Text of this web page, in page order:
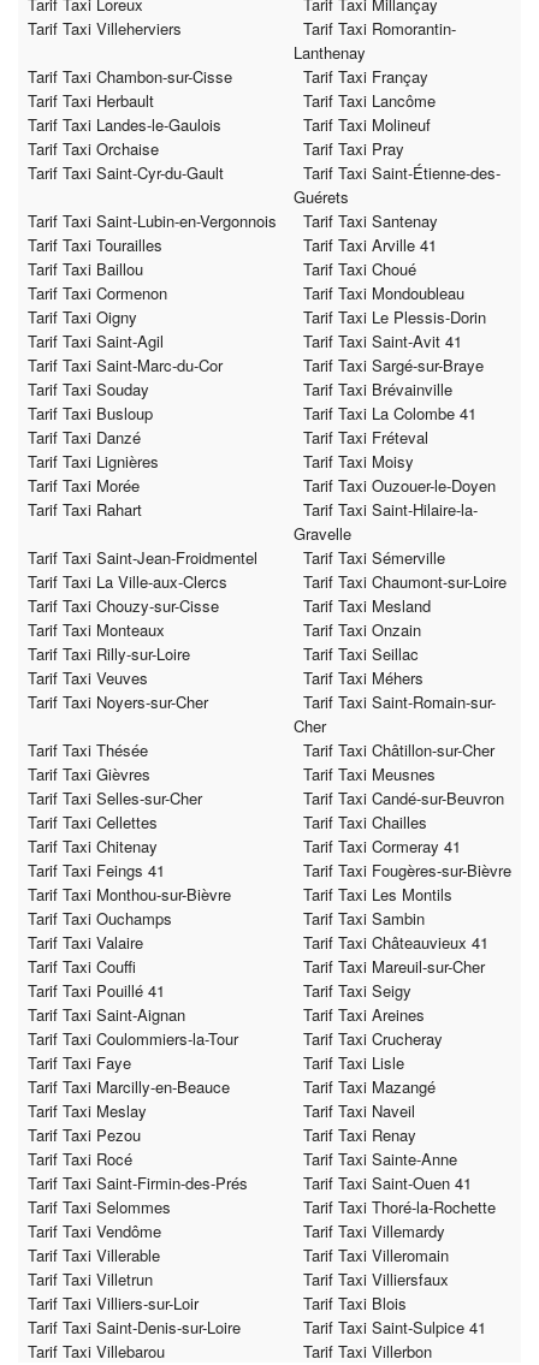
Tarif Taxi Villeherviers
Tarif Taxi Romorantin-
Lanthenay
Tarif Taxi Chambon-sur-Cisse
Tarif Taxi Françay
Tarif Taxi Herbault
Tarif Taxi Lancôme
Tarif Taxi Landes-le-Gaulois
Tarif Taxi Molineuf
Tarif Taxi Orchaise
Tarif Taxi Pray
Tarif Taxi Saint-Cyr-du-Gault
Tarif Taxi Saint-Étienne-des-
Guérets
Tarif Taxi Saint-Lubin-en-Vergonnois
Tarif Taxi Santenay
Tarif Taxi Tourailles
Tarif Taxi Arville 41
Tarif Taxi Baillou
Tarif Taxi Choué
Tarif Taxi Cormenon
Tarif Taxi Mondoubleau
Tarif Taxi Oigny
Tarif Taxi Le Plessis-Dorin
Tarif Taxi Saint-Agil
Tarif Taxi Saint-Avit 41
Tarif Taxi Saint-Marc-du-Cor
Tarif Taxi Sargé-sur-Braye
Tarif Taxi Souday
Tarif Taxi Brévainville
Tarif Taxi Busloup
Tarif Taxi La Colombe 41
Tarif Taxi Danzé
Tarif Taxi Fréteval
Tarif Taxi Lignières
Tarif Taxi Moisy
Tarif Taxi Morée
Tarif Taxi Ouzouer-le-Doyen
Tarif Taxi Rahart
Tarif Taxi Saint-Hilaire-la-
Gravelle
Tarif Taxi Saint-Jean-Froidmentel
Tarif Taxi Sémerville
Tarif Taxi La Ville-aux-Clercs
Tarif Taxi Chaumont-sur-Loire
Tarif Taxi Chouzy-sur-Cisse
Tarif Taxi Mesland
Tarif Taxi Monteaux
Tarif Taxi Onzain
Tarif Taxi Rilly-sur-Loire
Tarif Taxi Seillac
Tarif Taxi Veuves
Tarif Taxi Méhers
Tarif Taxi Noyers-sur-Cher
Tarif Taxi Saint-Romain-sur-
Cher
Tarif Taxi Thésée
Tarif Taxi Châtillon-sur-Cher
Tarif Taxi Gièvres
Tarif Taxi Meusnes
Tarif Taxi Selles-sur-Cher
Tarif Taxi Candé-sur-Beuvron
Tarif Taxi Cellettes
Tarif Taxi Chailles
Tarif Taxi Chitenay
Tarif Taxi Cormeray 41
Tarif Taxi Feings 41
Tarif Taxi Fougères-sur-Bièvre
Tarif Taxi Monthou-sur-Bièvre
Tarif Taxi Les Montils
Tarif Taxi Ouchamps
Tarif Taxi Sambin
Tarif Taxi Valaire
Tarif Taxi Châteauvieux 41
Tarif Taxi Couffi
Tarif Taxi Mareuil-sur-Cher
Tarif Taxi Pouillé 41
Tarif Taxi Seigy
Tarif Taxi Saint-Aignan
Tarif Taxi Areines
Tarif Taxi Coulommiers-la-Tour
Tarif Taxi Crucheray
Tarif Taxi Faye
Tarif Taxi Lisle
Tarif Taxi Marcilly-en-Beauce
Tarif Taxi Mazangé
Tarif Taxi Meslay
Tarif Taxi Naveil
Tarif Taxi Pezou
Tarif Taxi Renay
Tarif Taxi Rocé
Tarif Taxi Sainte-Anne
Tarif Taxi Saint-Firmin-des-Prés
Tarif Taxi Saint-Ouen 41
Tarif Taxi Selommes
Tarif Taxi Thoré-la-Rochette
Tarif Taxi Vendôme
Tarif Taxi Villemardy
Tarif Taxi Villerable
Tarif Taxi Villeromain
Tarif Taxi Villetrun
Tarif Taxi Villiersfaux
Tarif Taxi Villiers-sur-Loir
Tarif Taxi Blois
Tarif Taxi Saint-Denis-sur-Loire
Tarif Taxi Saint-Sulpice 41
Tarif Taxi Villebarou
Tarif Taxi Villerbon